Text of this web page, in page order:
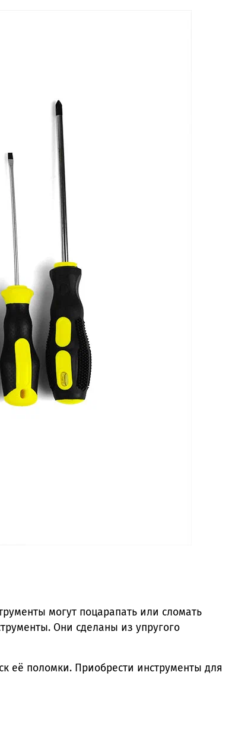
могут поцарапать или сломать
Они сделаны из упругого
её поломки. Приобрести инструменты для